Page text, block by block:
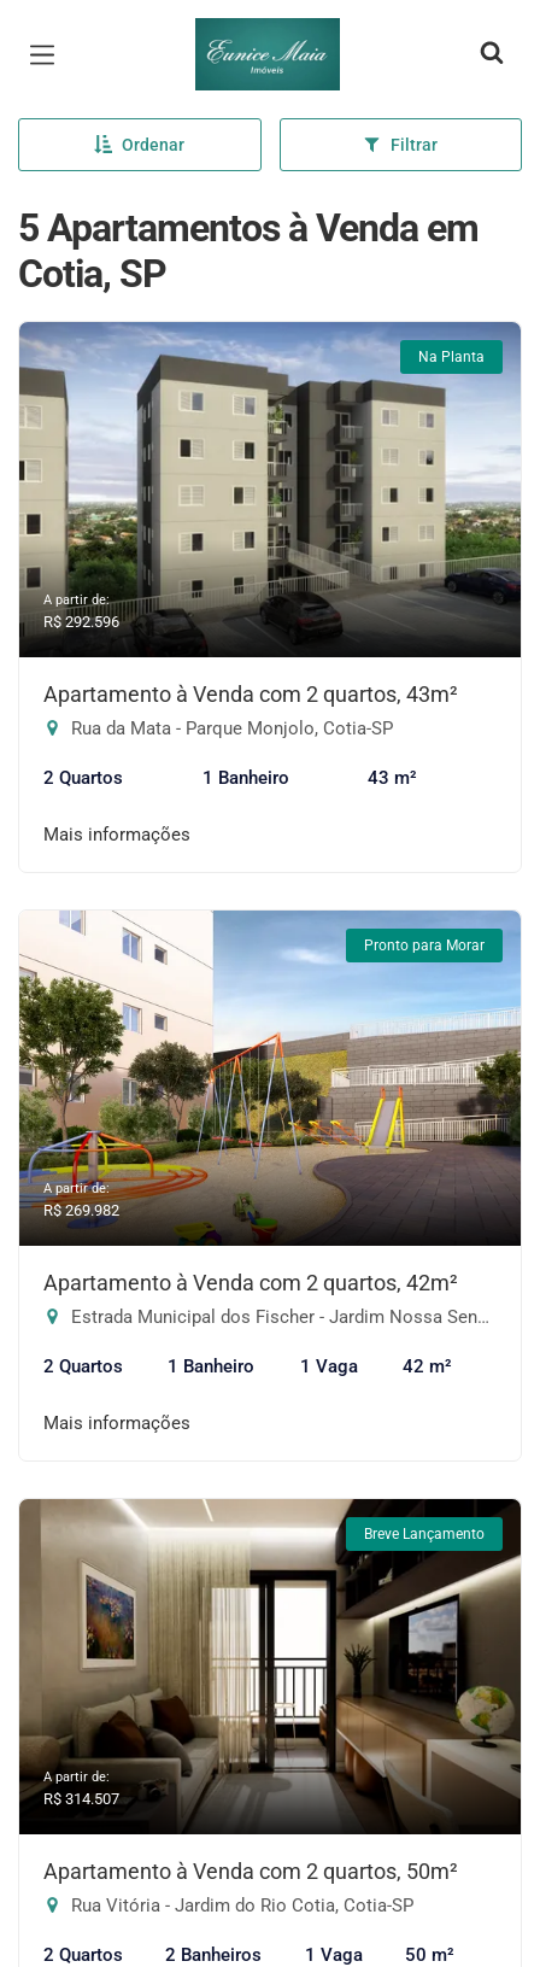
Página inicial
Ordenar Filtrar
5 Apartamentos à Venda em
Cotia, SP
Na Planta
A partir de:
R$ 292.596
Apartamento à Venda com 2 quartos, 43m²
Rua da Mata - Parque Monjolo, Cotia-SP
2 Quartos 1 Banheiro 43 m²
Mais informações
Pronto para Morar
A partir de:
R$ 269.982
Apartamento à Venda com 2 quartos, 42m²
Estrada Municipal dos Fischer - Jardim Nossa Senhora das Graças, Cotia-SP
2 Quartos 1 Banheiro 1 Vaga 42 m²
Mais informações
Breve Lançamento
A partir de:
R$ 314.507
Apartamento à Venda com 2 quartos, 50m²
Rua Vitória - Jardim do Rio Cotia, Cotia-SP
2 Quartos 2 Banheiros 1 Vaga 50 m²